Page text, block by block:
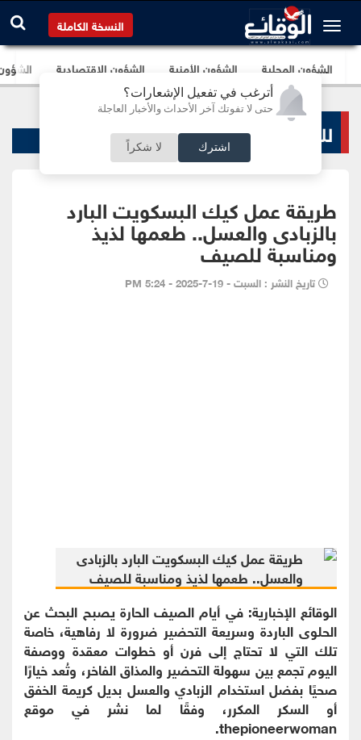
أترغب في تفعيل الإشعارات؟
حتى لا تفوتك آخر الأحداث والأخبار العاجلة
اشترك لا شكراً
النسخة الكاملة
الشؤون المحلية الشؤون الأمنية الشؤون الإقتصادية
لك سيدتي
طريقة عمل كيك البسكويت البارد
بالزبادى والعسل.. طعمها لذيذ
ومناسبة للصيف
تاريخ النشر : السبت - 19-7-2025 - 5:24 PM
الوقائع الإخبارية: في أيام الصيف الحارة يصبح البحث عن
الحلوى الباردة وسريعة التحضير ضرورة لا رفاهية، خاصة
تلك التي لا تحتاج إلى فرن أو خطوات معقدة ووصفة
اليوم تجمع بين سهولة التحضير والمذاق الفاخر، وتُعد خيارًا
صحيًا بفضل استخدام الزبادي والعسل بديل كريمة الخفق
أو السكر المكرر، وفقًا لما نشر في موقع
thepioneerwoman.